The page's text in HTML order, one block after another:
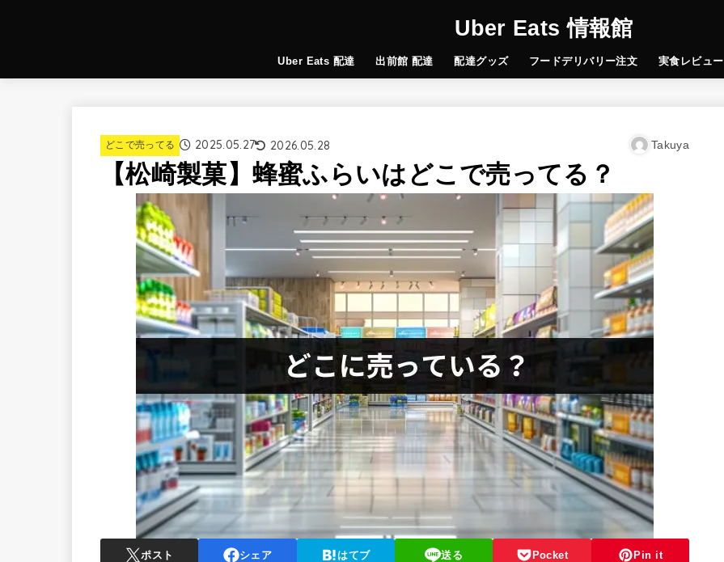
Uber Eats 情報館
Uber Eats 配達 出前館 配達 配達グッズ フードデリバリー注文 実食レビュー
どこで売ってる 2025.05.27 2026.05.28 Takuya
【松崎製菓】蜂蜜ふらいはどこで売ってる？
ポスト シェア はてブ 送る Pocket Pin it